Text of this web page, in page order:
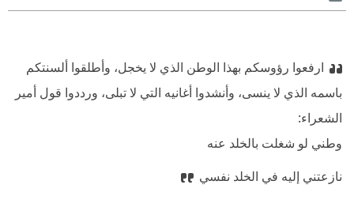
ارفعوا رؤوسكم بهذا الوطن الذي لا يخجل، وأطلقوا ألسنتكم
باسمه الذي لا ينسى، وأنشدوا أغانيه التي لا تبلى، ورددوا قول أمير
الشعراء:
‫وطني لو شغلت بالخلد عنه
‫نازعتني إليه في الخلد نفسي